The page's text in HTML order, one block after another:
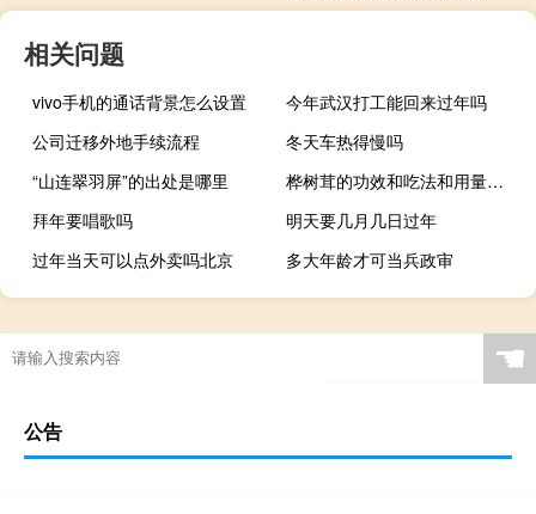
相关问题
vivo手机的通话背景怎么设置
今年武汉打工能回来过年吗
公司迁移外地手续流程
冬天车热得慢吗
“山连翠羽屏”的出处是哪里
桦树茸的功效和吃法和用量（桦树茸的功效）
拜年要唱歌吗
明天要几月几日过年
过年当天可以点外卖吗北京
多大年龄才可当兵政审
☚
公告